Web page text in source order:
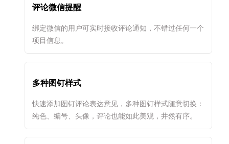
评论微信提醒
绑定微信的用户可实时接收评论通知，不错过任何一个
项目信息。
多种图钉样式
快速添加图钉评论表达意见，多种图钉样式随意切换：
纯色、编号、头像，评论也能如此美观，井然有序。